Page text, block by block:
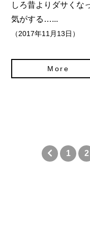
しろ昔よりダサくな
気がする…...
（2017年11月13日）
More
1 2